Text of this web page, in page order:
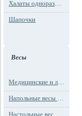
Халаты одноразовые
Шапочки
Весы
Медицинские и лабораторные весы
Напольные весы MAX до 1000 кг (до 1 т)
Настольные весы для фасовки MAX до 30 кг